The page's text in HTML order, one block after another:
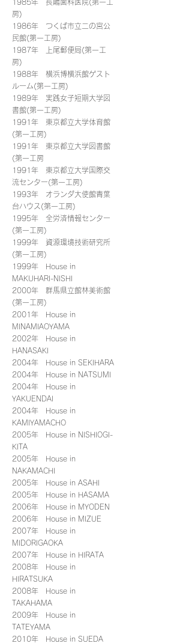
1985年 長嶋歯科医院(第一工
房)
1986年 つくば市立二の宮公
民館(第一工房)
1987年 上尾郵便局(第一工
房)
1988年 横浜博横浜館ゲスト
ルーム(第一工房)
1989年 実践女子短期大学図
書館(第一工房)
1991年 東京都立大学体育館
(第一工房)
1991年 東京都立大学図書館
(第一工房
1991年 東京都立大学国際交
流センター(第一工房)
1993年 オランダ大使館青葉
台ハウス(第一工房)
1995年 全労済情報センター
(第一工房)
1999年 資源環境技術研究所
(第一工房)
1999年 House in
MAKUHARI-NISHI
2000年 群馬県立館林美術館
(第一工房)
2001年 House in
MINAMIAOYAMA
2002年 House in
HANASAKI
2004年 House in SEKIHARA
2004年 House in NATSUMI
2004年 House in
YAKUENDAI
2004年 House in
KAMIYAMACHO
2005年 House in NISHIOGI-
KITA
2005年 House in
NAKAMACHI
2005年 House in ASAHI
2005年 House in HASAMA
2006年 House in MYODEN
2006年 House in MIZUE
2007年 House in
MIDORIGAOKA
2007年 House in HIRATA
2008年 House in
HIRATSUKA
2008年 House in
TAKAHAMA
2009年 House in
TATEYAMA
2010年 House in SUEDA